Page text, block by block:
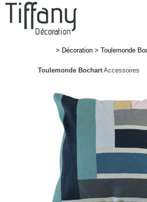
> Décoration > Toulemonde
Toulemonde BochartAccessoires